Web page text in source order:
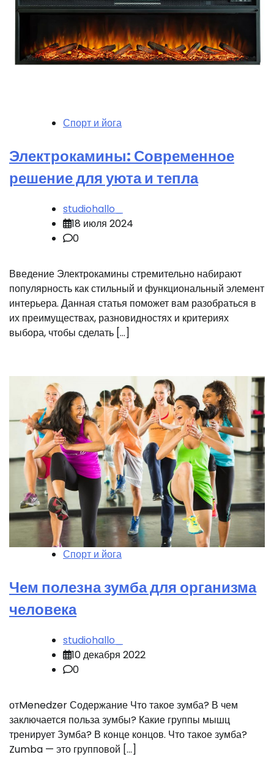
Спорт и йога
Электрокамины: Современное
решение для уюта и тепла
studiohallo_
18 июля 2024
0
Введение Электрокамины стремительно набирают
популярность как стильный и функциональный элемент
интерьера. Данная статья поможет вам разобраться в
их преимуществах, разновидностях и критериях
выбора, чтобы сделать […]
Спорт и йога
Чем полезна зумба для организма
человека
studiohallo_
10 декабря 2022
0
отMenedzer Содержание Что такое зумба? В чем
заключается польза зумбы? Какие группы мышц
тренирует Зумба? В конце концов. Что такое зумба?
Zumba — это групповой […]